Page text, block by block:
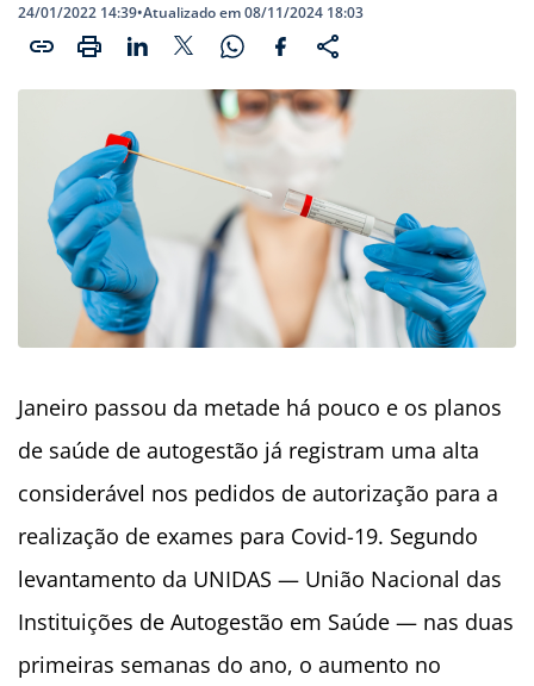
24/01/2022 14:39•Atualizado em 08/11/2024 18:03
Janeiro passou da metade há pouco e os planos
de saúde de autogestão já registram uma alta
considerável nos pedidos de autorização para a
realização de exames para Covid-19. Segundo
levantamento da UNIDAS — União Nacional das
Instituições de Autogestão em Saúde — nas duas
primeiras semanas do ano, o aumento no